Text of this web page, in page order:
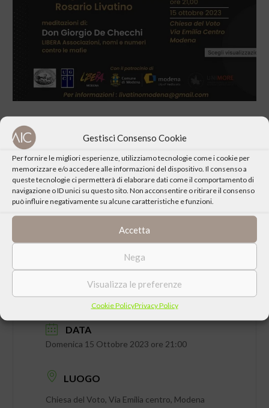
Gestisci Consenso Cookie
Per fornire le migliori esperienze, utilizziamo tecnologie come i cookie per
memorizzare e/o accedere alle informazioni del dispositivo. Il consenso a
queste tecnologie ci permetterà di elaborare dati come il comportamento di
navigazione o ID unici su questo sito. Non acconsentire o ritirare il consenso
può influire negativamente su alcune caratteristiche e funzioni.
Accetta
Nega
Visualizza le preferenze
Cookie PolicyPrivacy Policy
CONDIVIDI QUESTO EVENTO
DATA
Domenica 15 Ottobre 2023 ore 21:00
LUOGO
Chiesa del Voto, Via Emilia centro, Modena